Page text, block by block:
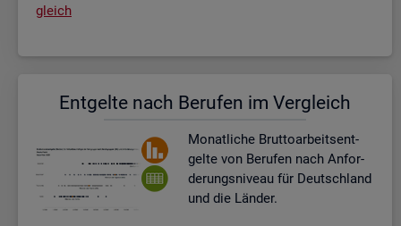
gleich
Ent­gel­te nach Be­ru­fen im Ver­gleich
Mo­nat­li­che Brut­to­ar­beits­ent­
gel­te von Be­ru­fen nach An­for­
de­rungs­ni­veau für Deutsch­land
und die Län­der.